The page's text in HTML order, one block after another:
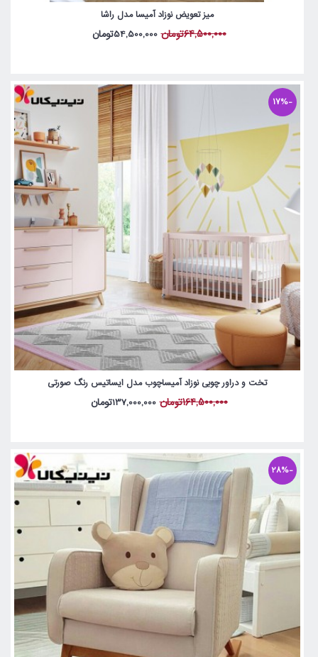
میز تعویض نوزاد آمیسا مدل راشا
64,500,000تومان 54,500,000تومان
-17%
تخت و دراور چوبی نوزاد آمیساچوب مدل ایساتیس رنگ صورتی
164,500,000تومان 137,000,000تومان
-28%